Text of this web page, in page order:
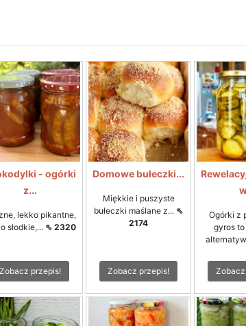
- ogórki
z...
lekko pikantne,
słodkie,... ⇖ 2320
Zobacz przepis!
Domowe bułeczki...
Miękkie i puszyste
bułeczki maślane z... ⇖
2174
Zobacz przepis!
Ogórki z
gyros